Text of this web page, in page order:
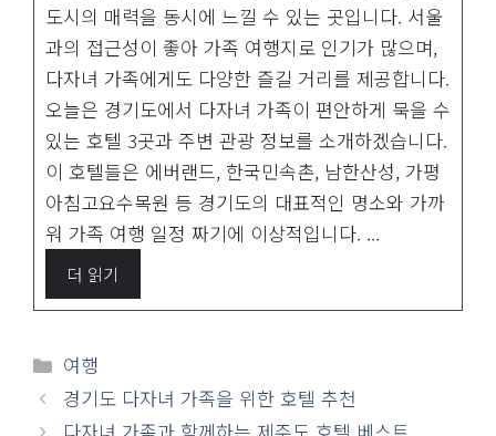
도시의 매력을 동시에 느낄 수 있는 곳입니다. 서울
과의 접근성이 좋아 가족 여행지로 인기가 많으며,
다자녀 가족에게도 다양한 즐길 거리를 제공합니다.
오늘은 경기도에서 다자녀 가족이 편안하게 묵을 수
있는 호텔 3곳과 주변 관광 정보를 소개하겠습니다.
이 호텔들은 에버랜드, 한국민속촌, 남한산성, 가평
아침고요수목원 등 경기도의 대표적인 명소와 가까
워 가족 여행 일정 짜기에 이상적입니다. ...
더 읽기
카
테
고
여행
경기도 다자녀 가족을 위한 호텔 추천
다자녀 가족과 함께하는 제주도 호텔 베스트